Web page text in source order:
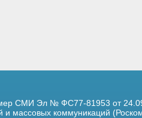
СМИ Эл № ФС77-81953 от
массовых коммуникаций